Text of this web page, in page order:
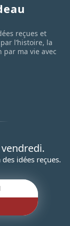
reçues et
l’histoire, la
ma vie avec
idées reçues.